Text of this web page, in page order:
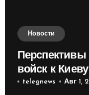
Новости
войск к
России
telegnews Авг 1,